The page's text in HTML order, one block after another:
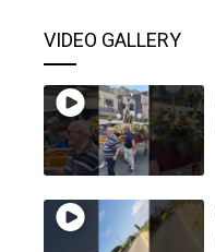
VIDEO GALLERY